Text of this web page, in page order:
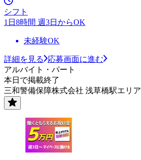
シフト
1日8時間 週3日からOK
未経験OK
詳細を見る
応募画面に進む
アルバイト・パート
本日で掲載終了
三和警備保障株式会社 浅草橋駅エリア